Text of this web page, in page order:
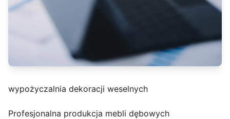
wypożyczalnia dekoracji weselnych
Profesjonalna produkcja mebli dębowych